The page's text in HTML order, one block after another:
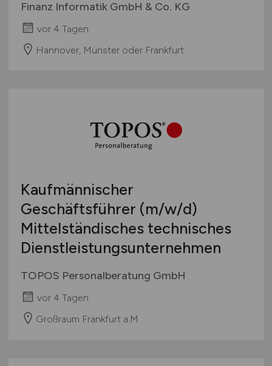
Finanz Informatik GmbH & Co. KG
vor 4 Tagen
Hannover, Münster oder Frankfurt
Kaufmännischer
Geschäftsführer (m/w/d)
Mittelständisches technisches
Dienstleistungsunternehmen
TOPOS Personalberatung GmbH
vor 4 Tagen
Großraum Frankfurt a.M.